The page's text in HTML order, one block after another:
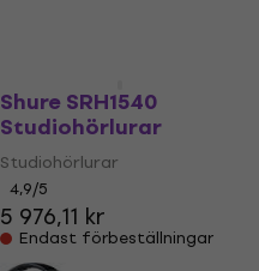
Shure SRH1540
Studiohörlurar
Studiohörlurar
4,9/5
5 976,11 kr
Endast förbeställningar